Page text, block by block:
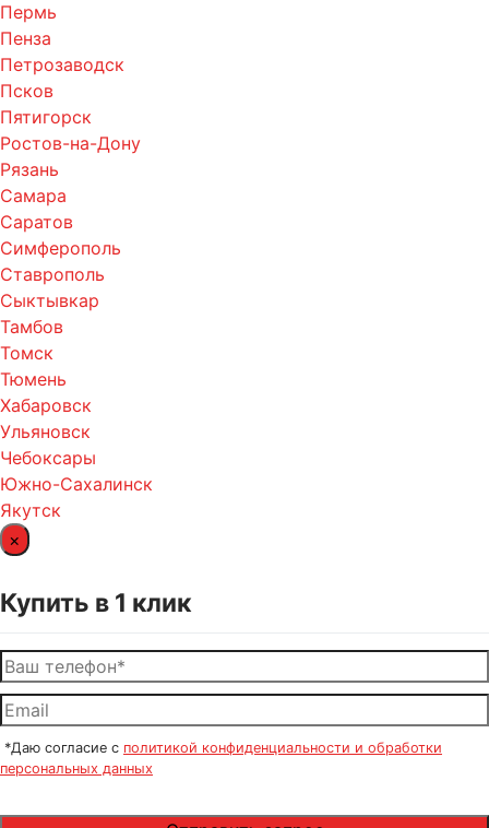
Пермь
Пенза
Петрозаводск
Псков
Пятигорск
Ростов-на-Дону
Рязань
Самара
Саратов
Симферополь
Ставрополь
Сыктывкар
Тамбов
Томск
Тюмень
Хабаровск
Ульяновск
Чебоксары
Южно-Сахалинск
Якутск
×
Купить в 1 клик
*Даю согласие с политикой конфиденциальности и обработки
персональных данных